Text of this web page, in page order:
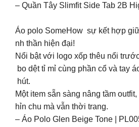
– Quần Tây Slimfit Side Tab 2B
Áo polo SomeHow sự kết hợp
nh thần hiện đại!
Nổi bật với logo xốp thêu nổi
bo dệt tỉ mỉ cùng phần cổ và tay
hút.
Một item sẵn sàng nâng tầm
hỉn chu mà vẫn thời trang.
– Áo Polo Glen Beige Tone |